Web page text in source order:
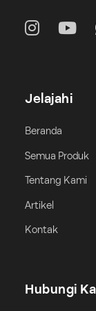
Jelajahi
Beranda
Semua Produk
Tentang Kami
Artikel
Kontak
Hubungi